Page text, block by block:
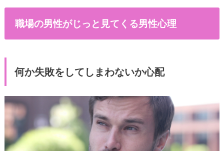
職場の男性がじっと見てくる男性心理
何か失敗をしてしまわないか心配